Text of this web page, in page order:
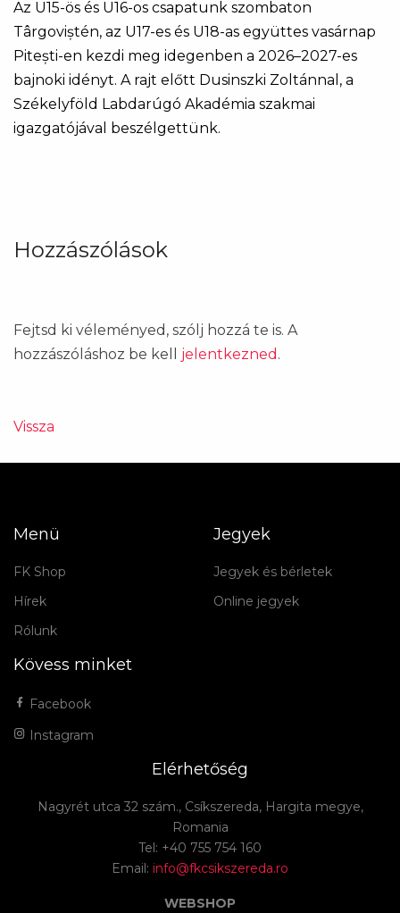
Az U15-ös és U16-os csapatunk szombaton
Târgoviștén, az U17-es és U18-as együttes vasárnap
Pitești-en kezdi meg idegenben a 2026–2027-es
bajnoki idényt. A rajt előtt Dusinszki Zoltánnal, a
Székelyföld Labdarúgó Akadémia szakmai
igazgatójával beszélgettünk.
Hozzászólások
Fejtsd ki véleményed, szólj hozzá te is. A
hozzászóláshoz be kell jelentkezned .
Vissza
Menü
FK Shop
Hírek
Rólunk
Jegyek
Jegyek és bérletek
Online jegyek
Kövess minket
Facebook
Instagram
Elérhetőség
Nagyrét utca 32 szám., Csíkszereda, Hargita megye,
Romania
Tel: +40 755 754 160
Email: info@fkcsikszereda.ro
WEBSHOP